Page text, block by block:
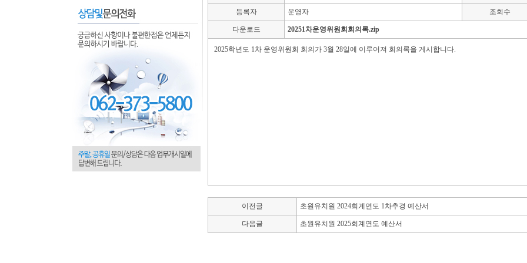
등록자 운영자 조회수
다운로드 20251차운영위원회회의록.zip
2025학년도 1차 운영위원회 회의가 3월 28일에 이루어져 회의록을 게시합니다.
이전글 초원유치원 2024회계연도 1차추경 예산서
다음글 초원유치원 2025회계연도 예산서